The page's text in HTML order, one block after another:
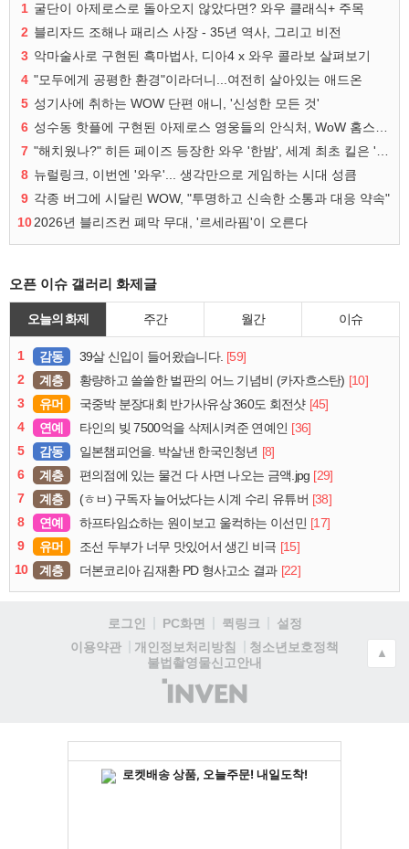
1 굴단이 아제로스로 돌아오지 않았다면? 와우 클래식+ 주목
2 블리자드 조해나 패리스 사장 - 35년 역사, 그리고 비전
3 악마술사로 구현된 흑마법사, 디아4 x 와우 콜라보 살펴보기
4 "모두에게 공평한 환경"이라더니...여전히 살아있는 애드온
5 성기사에 취하는 WOW 단편 애니, '신성한 모든 것'
6
성수동 핫플에 구현된 아제로스 영웅들의 안식처, WoW 홈스윗홈
7
"해치웠나?" 히든 페이즈 등장한 와우 '한밤', 세계 최초 킬은 '팀 리퀴드'
8 뉴럴링크, 이번엔 '와우'... 생각만으로 게임하는 시대 성큼
9 각종 버그에 시달린 WOW, "투명하고 신속한 소통과 대응 약속"
102026년 블리즈컨 폐막 무대, '르세라핌'이 오른다
오픈 이슈 갤러리 화제글
오늘의 화제 주간 월간 이슈
1 감동 39살 신입이 들어왔습니다. [59]
2
계층 황량하고 쓸쓸한 벌판의 어느 기념비 (카자흐스탄) [10]
3
유머 국중박 분장대회 반가사유상 360도 회전샷 [45]
4
연예 타인의 빚 7500억을 삭제시켜준 연예인 [36]
5
감동 일본챔피언을. 박살낸 한국인청년 [8]
6
계층 편의점에 있는 물건 다 사면 나오는 금액.jpg [29]
7
계층 (ㅎㅂ) 구독자 늘어났다는 시계 수리 유튜버 [38]
8
연예 하프타임쇼하는 원이보고 울컥하는 이선민 [17]
9
유머 조선 두부가 너무 맛있어서 생긴 비극 [15]
10
계층 더본코리아 김재환 PD 형사고소 결과 [22]
로그인 PC화면 퀵링크
설정
이용약관
개인정보처리방침
청소년보호정책
불법촬영물신고안내
(주)
인
▲